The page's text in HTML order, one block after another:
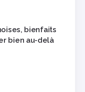
bienfaits
bien au-delà